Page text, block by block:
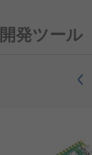
含まれます。
発ツール